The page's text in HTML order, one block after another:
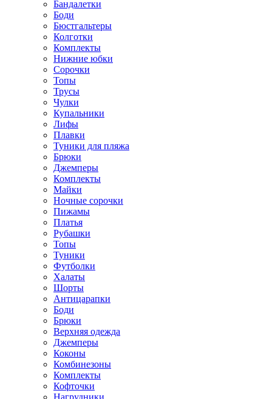
Бандалетки
Боди
Бюстгальтеры
Колготки
Комплекты
Нижние юбки
Сорочки
Топы
Трусы
Чулки
Купальники
Лифы
Плавки
Туники для пляжа
Брюки
Джемперы
Комплекты
Майки
Ночные сорочки
Пижамы
Платья
Рубашки
Топы
Туники
Футболки
Халаты
Шорты
Антицарапки
Боди
Брюки
Верхняя одежда
Джемперы
Коконы
Комбинезоны
Комплекты
Кофточки
Нагрудники